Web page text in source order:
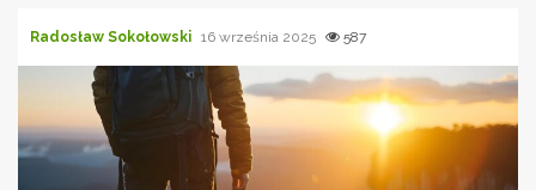
Radosław Sokołowski 16 września 2025 587